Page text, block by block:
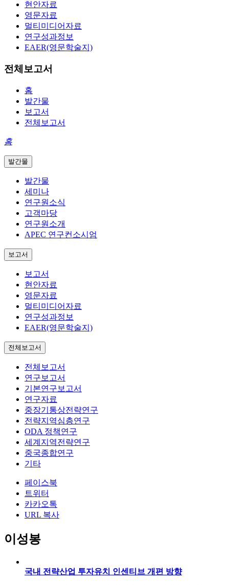
현안자료
영문자료
멀티미디어자료
연구성과정보
EAER(영문학술지)
전체보고서
홈
발간물
보고서
전체보고서
홈
발간물
발간물
세미나
연구원소식
고객마당
연구원소개
APEC 연구컨소시엄
보고서
보고서
현안자료
영문자료
멀티미디어자료
연구성과정보
EAER(영문학술지)
전체보고서
전체보고서
연구보고서
기본연구보고서
연구자료
중장기통상전략연구
전략지역심층연구
ODA 정책연구
세계지역전략연구
중국종합연구
기타
페이스북
트위터
카카오톡
URL 복사
이성봉
국내 전략산업 투자유치 인센티브 개편 방향